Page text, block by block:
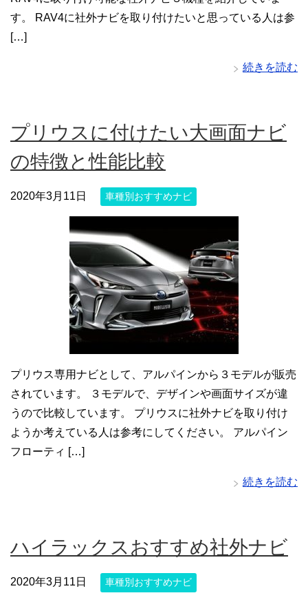
す。 RAV4に社外ナビを取り付けたいと思っている人は参
[…]
続きを読む
プリウスに付けたい大画面ナビ
の特徴と性能比較
2020年3月11日 車種別おすすめナビ
プリウス専用ナビとして、アルパインから３モデルが販売
されています。 ３モデルで、デザインや画面サイズが違
うので比較しています。 プリウスに社外ナビを取り付け
ようか考えている人は参考にしてください。 アルパイン
フローティ […]
続きを読む
ハイラックスおすすめ社外ナビ
2020年3月11日 車種別おすすめナビ